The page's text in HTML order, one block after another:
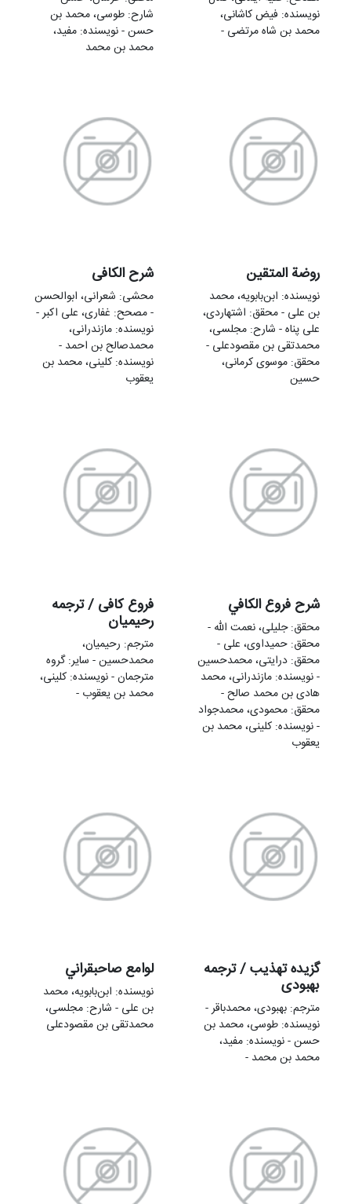
نویسنده: فیض کاشانی،
محمد بن شاه مرتضی -
شارح: طوسی، محمد بن
حسن - نویسنده: مفید،
محمد بن محمد
روضة المتقين
نویسنده: ابن‌بابویه، محمد
بن علی - محقق: اشتهاردی،
علی پناه - شارح: مجلسی،
محمدتقی بن مقصودعلی -
محقق: موسوی کرمانی،
حسین
شرح الکافی
محشی: شعرانی، ابوالحسن
- مصحح: غفاری، علی‌ اکبر -
نویسنده: مازندرانی،
محمدصالح بن احمد -
نویسنده: کلینی، محمد بن
یعقوب
شرح فروع الکافي
محقق: جلیلی، نعمت الله -
محقق: حمیداوی، علی -
محقق: درایتی، محمدحسین
- نویسنده: مازندرانی، محمد
هادی بن محمد صالح -
محقق: محمودی، محمدجواد
- نویسنده: کلینی، محمد بن
یعقوب
فروع کافی / ترجمه
رحیمیان
مترجم: رحیمیان،
محمدحسین - سایر: گروه
مترجمان - نویسنده: کلینی،
محمد بن یعقوب -
گزیده تهذیب / ترجمه
بهبودی
مترجم: بهبودی، محمدباقر -
نویسنده: طوسی، محمد بن
حسن - نویسنده: مفید،
محمد بن محمد -
لوامع صاحبقراني
نویسنده: ابن‌بابویه، محمد
بن علی - شارح: مجلسی،
محمدتقی بن مقصودعلی